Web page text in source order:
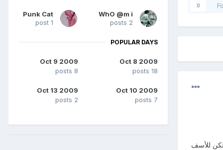
0
لكن للأسف
WhO @m i
2 posts
Punk Cat
1 post
POPULAR DAYS
Oct 8 2009
18 posts
Oct 9 2009
8 posts
Oct 10 2009
7 posts
Oct 13 2009
2 posts